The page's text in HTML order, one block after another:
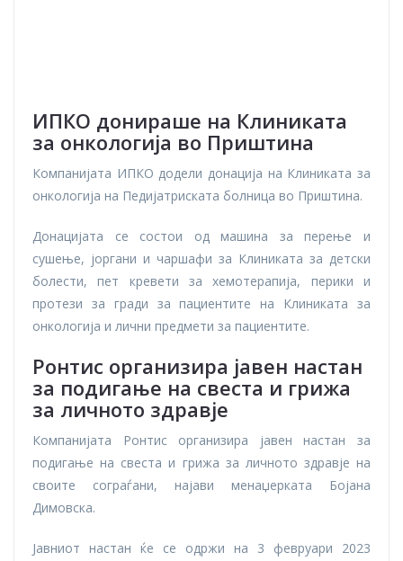
ИПКО донираше на Клиниката
за онкологија во Приштина
Компанијата ИПКО додели донација на Клиниката за
онкологија на Педијатриската болница во Приштина.
Донацијата се состои од машина за перење и
сушење, јоргани и чаршафи за Клиниката за детски
болести, пет кревети за хемотерапија, перики и
протези за гради за пациентите на Клиниката за
онкологија и лични предмети за пациентите.
Ронтис организира јавен настан
за подигање на свеста и грижа
за личното здравје
Компанијата Ронтис организира јавен настан за
подигање на свеста и грижа за личното здравје на
своите сограѓани, најави менаџерката Бојана
Димовска.
Јавниот настан ќе се одржи на 3 февруари 2023